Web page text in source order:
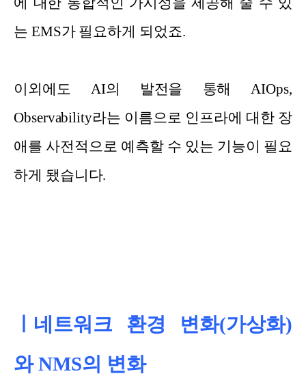
는 EMS가 필요하게 되었죠.
이외에도 AI의 발전을 통해 AIOps,
Observability라는 이름으로 인프라에 대한 장
애를 사전적으로 예측할 수 있는 기능이 필요
하게 됐습니다.
ㅣ네트워크 환경 변화(가상화)
와 NMS의 변화